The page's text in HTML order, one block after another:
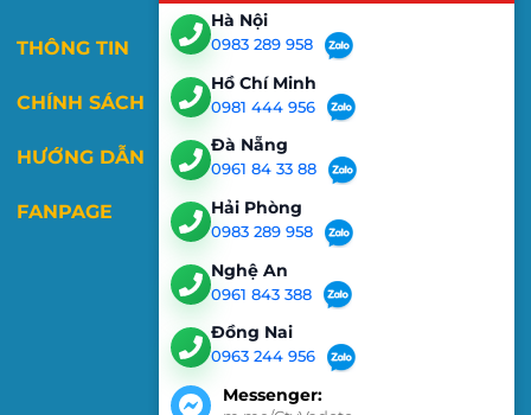
THÔNG TIN
CHÍNH SÁCH
HƯỚNG DẪN
FANPAGE
Hà Nội
0983 289 958
Hồ Chí Minh
0981 444 956
Đà Nẵng
0961 84 33 88
Hải Phòng
0983 289 958
Nghệ An
0961 843 388
Đồng Nai
0963 244 956
Messenger: